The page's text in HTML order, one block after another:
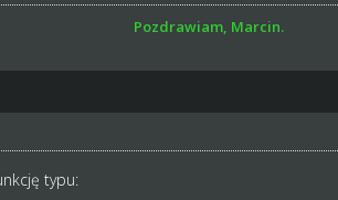
Pozdrawiam, Marcin.
typu: